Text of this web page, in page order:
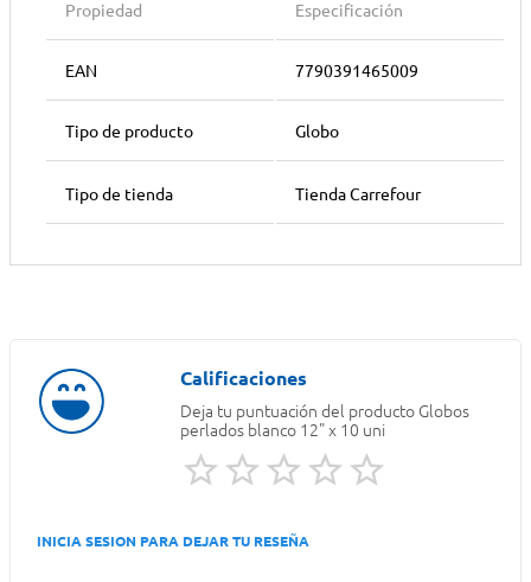
Propiedad Especificación
EAN 7790391465009
Tipo de producto Globo
Tipo de tienda Tienda Carrefour
Deja tu puntuación del producto Globos
perlados blanco 12" x 10 uni
INICIA SESION PARA DEJAR TU RESEÑA